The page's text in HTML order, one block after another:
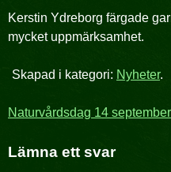
Kerstin Ydreborg färgade
mycket uppmärksamhet.
Skapad i kategori: Nyheter.
Inläggsnavigering
Naturvårdsdag 14 september
Lämna ett svar